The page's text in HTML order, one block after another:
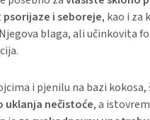
psorijaze i seboreje, kao i za
blaga, ali učinkovita
i pjenilu na bazi kokosa,
nečistoće, a